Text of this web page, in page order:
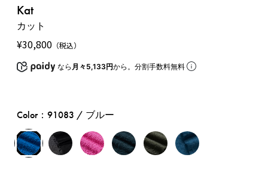
Kat
カット
¥30,800 （税込）
なら 月々5,133円から。分割手数料無料
Color：91083 / ブルー